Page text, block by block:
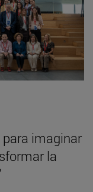
imaginar
la